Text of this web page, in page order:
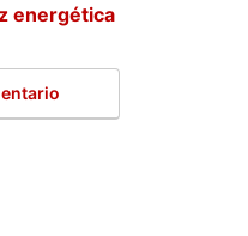
energética